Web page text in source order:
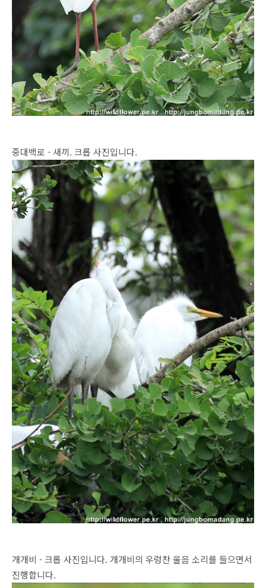
중대백로 - 새끼. 크롭 사진입니다.
개개비 - 크롭 사진입니다. 개개비의 우렁찬 울음 소리를 들으면서
진행합니다.